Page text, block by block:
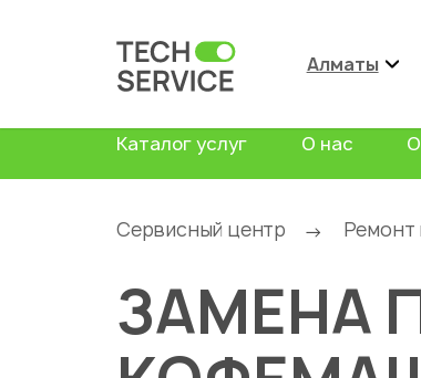
Алматы
Каталог услуг О нас
Сервисный центр →
ЗАМЕНА